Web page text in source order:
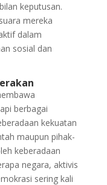
keputusan.
mereka
dalam
sosial dan
berbagai
kekuatan
maupun pihak-
keberadaan
negara, aktivis
sering kali